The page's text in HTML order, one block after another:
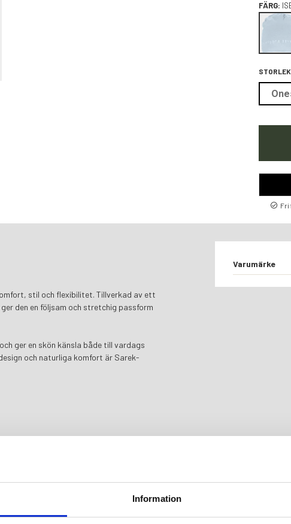
Information
FÄRG:
Fri
stil och flexibilitet. Tillverkad av ett
den en följsam och stretchig passform
ger en skön känsla både till vardags
och naturliga komfort är Sarek-
Varumärke
AV